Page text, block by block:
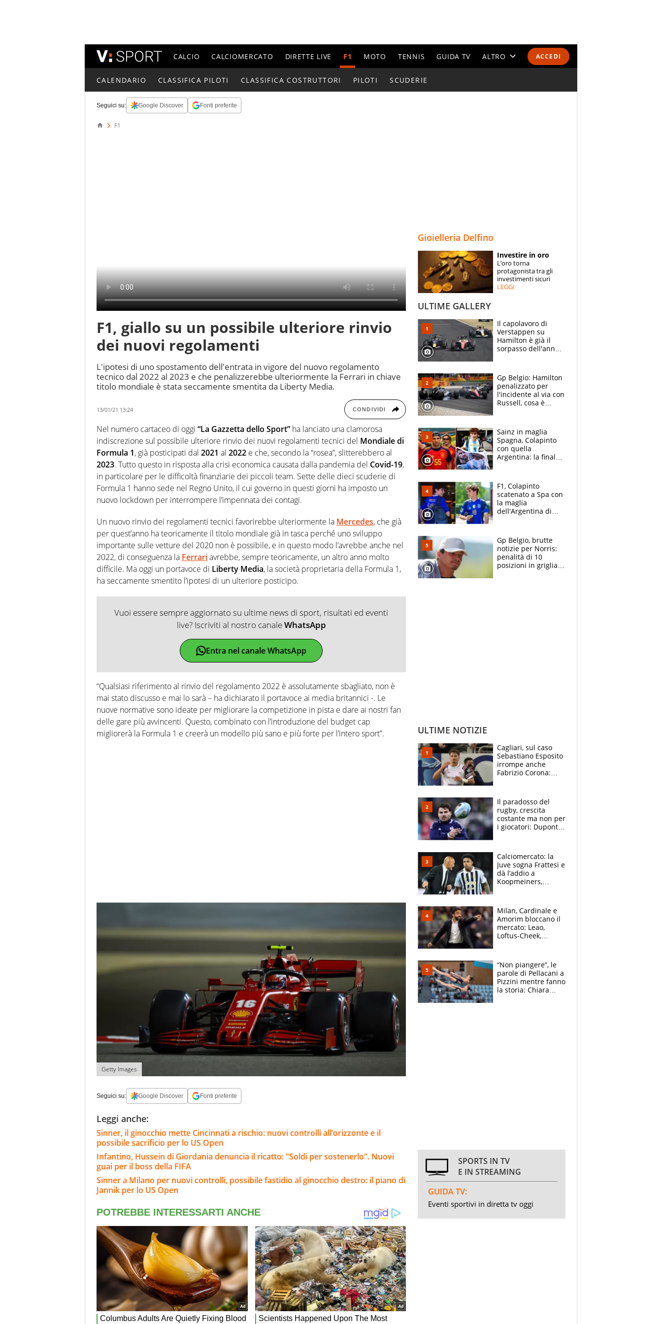
ACCEDI
CALCIO CALCIOMERCATO DIRETTE LIVE F1 MOTO TENNIS GUIDA TV ALTRO
ESPERTI
CONTATTI
CALENDARIO CLASSIFICA PILOTI CLASSIFICA COSTRUTTORI PILOTI SCUDERIE
Seguici su: Google Discover Fonti preferite
F1
F1, giallo su un possibile ulteriore rinvio
dei nuovi regolamenti
L'ipotesi di uno spostamento dell'entrata in vigore del nuovo regolamento
tecnico dal 2022 al 2023 e che penalizzerebbe ulteriormente la Ferrari in chiave
titolo mondiale è stata seccamente smentita da Liberty Media.
13/01/21 13:24 CONDIVIDI
Nel numero cartaceo di oggi “La Gazzetta dello Sport” ha lanciato una clamorosa
indiscrezione sul possibile ulteriore rinvio dei nuovi regolamenti tecnici del Mondiale di
Formula 1, già posticipati dal 2021 al 2022 e che, secondo la “rosea”, slitterebbero al
2023. Tutto questo in risposta alla crisi economica causata dalla pandemia del Covid-19,
in particolare per le difficoltà finanziarie dei piccoli team. Sette delle dieci scuderie di
Formula 1 hanno sede nel Regno Unito, il cui governo in questi giorni ha imposto un
nuovo lockdown per interrompere l’impennata dei contagi.
Un nuovo rinvio dei regolamenti tecnici favorirebbe ulteriormente la Mercedes, che già
per quest’anno ha teoricamente il titolo mondiale già in tasca perché uno sviluppo
importante sulle vetture del 2020 non è possibile, e in questo modo l’avrebbe anche nel
2022, di conseguenza la Ferrariavrebbe, sempre teoricamente, un altro anno molto
difficile. Ma oggi un portavoce di Liberty Media, la società proprietaria della Formula 1,
ha seccamente smentito l’ipotesi di un ulteriore posticipo.
Vuoi essere sempre aggiornato su ultime news di sport, risultati ed eventi
live? Iscriviti al nostro canaleWhatsApp
Entra nel canale WhatsApp
“Qualsiasi riferimento al rinvio del regolamento 2022 è assolutamente sbagliato, non è
mai stato discusso e mai lo sarà – ha dichiarato il portavoce ai media britannici -. Le
nuove normative sono ideate per migliorare la competizione in pista e dare ai nostri fan
delle gare più avvincenti. Questo, combinato con l’introduzione del budget cap
migliorerà la Formula 1 e creerà un modello più sano e più forte per l’intero sport”.
Getty Images
Seguici su: Google Discover Fonti preferite
Leggi anche:
Sinner, il ginocchio mette Cincinnati a rischio: nuovi controlli all’orizzonte e il
possibile sacrificio per lo US Open
Infantino, Hussein di Giordania denuncia il ricatto: "Soldi per sostenerlo". Nuovi
guai per il boss della FIFA
Sinner a Milano per nuovi controlli, possibile fastidio al ginocchio destro: il piano di
Jannik per lo US Open
Gioielleria Delfino
Investire in oro
L’oro torna
protagonista tra gli
investimenti sicuri
LEGGI
ULTIME GALLERY
Il capolavoro di
Verstappen su
Hamilton è già il
sorpasso dell'anno:
2021
Gp Belgio: Hamilton
penalizzato per
l'incidente al via con
Russell, cosa è
Sainz in maglia
Spagna, Colapinto
con quella
Argentina: la finale
vede l'ora
F1, Colapinto
scatenato a Spa con
la maglia
dell'Argentina di
le parolacce"
Gp Belgio, brutte
notizie per Norris:
penalità di 10
posizioni in griglia,
ULTIME NOTIZIE
Cagliari, sul caso
Sebastiano Esposito
irrompe anche
Fabrizio Corona:
prove”
Il paradosso del
rugby, crescita
costante ma non per
i giocatori: Dupont
solo 1,4 milioni
all'anno
Calciomercato: la
Juve sogna Frattesi e
dà l’addio a
Koopmeiners,
scatenata
Milan, Cardinale e
Amorim bloccano il
mercato: Leao,
Loftus-Cheek,
Soulè e Osorio nel
mirino
“Non piangere”, le
parole di Pellacani a
Pizzini mentre fanno
la storia: Chiara
SPORTS IN TV
E IN STREAMING
GUIDA TV:
Eventi sportivi in diretta tv oggi